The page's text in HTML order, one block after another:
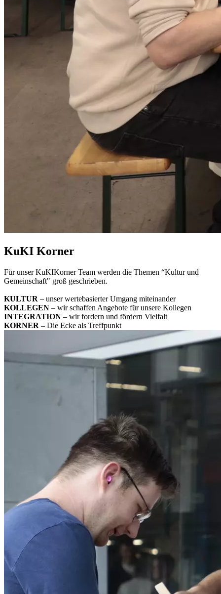
KuKI Korner
Für unser KuKIKorner Team werden die Themen “Kultur und
Gemeinschaft" groß geschrieben.
KULTUR – unser wertebasierter Umgang miteinander
KOLLEGEN – wir schaffen Angebote für unsere Kollegen
INTEGRATION – wir fordern und fördern Vielfalt
KORNER – Die Ecke als Treffpunkt